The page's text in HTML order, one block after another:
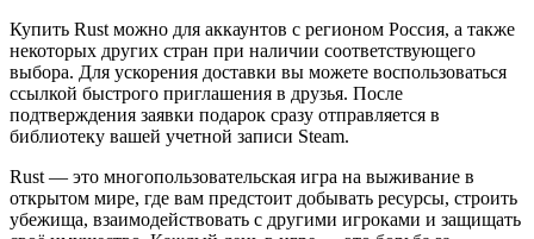
Купить Rust можно для аккаунтов с регионом Россия, а также
некоторых других стран при наличии соответствующего
выбора. Для ускорения доставки вы можете воспользоваться
ссылкой быстрого приглашения в друзья. После
подтверждения заявки подарок сразу отправляется в
библиотеку вашей учетной записи Steam.
Rust — это многопользовательская игра на выживание в
открытом мире, где вам предстоит добывать ресурсы, строить
убежища, взаимодействовать с другими игроками и защищать